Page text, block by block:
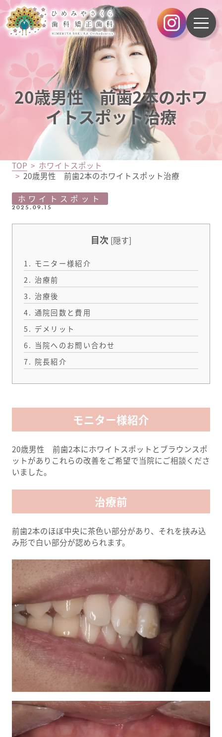
20歳男性 前歯2本のホワ
イトスポット治療
TOP
ホワイトスポット
20歳男性 前歯2本のホワイトスポット治療
ホワイトスポット
2025.09.15
目次 [隠す]
1. モニター様紹介
2. 治療前
3. 治療後
4. 通院回数と費用
5. デメリット
6. 当院へのお問い合わせ
7. 院長紹介
モニター様紹介
20歳男性 前歯2本にホワイトスポットとブラウンスポ
ットがありこれらの改善をご希望で当院にご相談くださ
いました。
治療前
前歯2本のほぼ中央に茶色い部分があり、それを挟み込
み形で白い部分が認められます。